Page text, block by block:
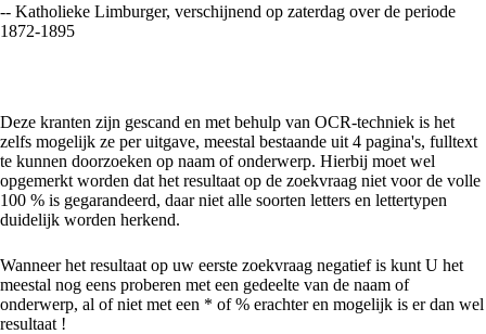
-- Katholieke Limburger, verschijnend op zaterdag over de periode
1872-1895
Deze kranten zijn gescand en met behulp van OCR-techniek is het
zelfs mogelijk ze per uitgave, meestal bestaande uit 4 pagina's, fulltext
te kunnen doorzoeken op naam of onderwerp. Hierbij moet wel
opgemerkt worden dat het resultaat op de zoekvraag niet voor de volle
100 % is gegarandeerd, daar niet alle soorten letters en lettertypen
duidelijk worden herkend.
Wanneer het resultaat op uw eerste zoekvraag negatief is kunt U het
meestal nog eens proberen met een gedeelte van de naam of
onderwerp, al of niet met een * of % erachter en mogelijk is er dan wel
resultaat !